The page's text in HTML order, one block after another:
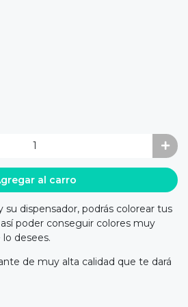
al carro
su dispensador, podrás colorear tus
poder conseguir colores muy
desees.
de muy alta calidad que te dará